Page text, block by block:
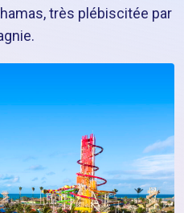
très plébiscitée par